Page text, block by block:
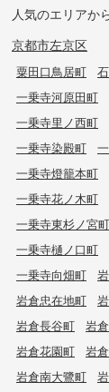
人気のエリアか
京都市左京区
粟田口鳥居町
一乗寺河原田町
一乗寺里ノ西町
一乗寺染殿町
一乗寺燈籠本町
一乗寺花ノ木町
一乗寺東杉ノ宮町
一乗寺樋ノ口町
一乗寺向畑町
岩倉忠在地町
岩倉長谷町
岩
岩倉花園町
岩
岩倉南大鷺町